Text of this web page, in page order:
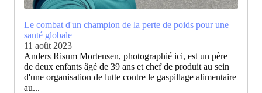
Le combat d'un champion de la perte de poids pour une
santé globale
11 août 2023
Anders Risum Mortensen, photographié ici, est un père
de deux enfants âgé de 39 ans et chef de produit au sein
d'une organisation de lutte contre le gaspillage alimentaire
au...